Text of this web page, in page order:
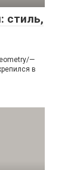
стиль,
—
в